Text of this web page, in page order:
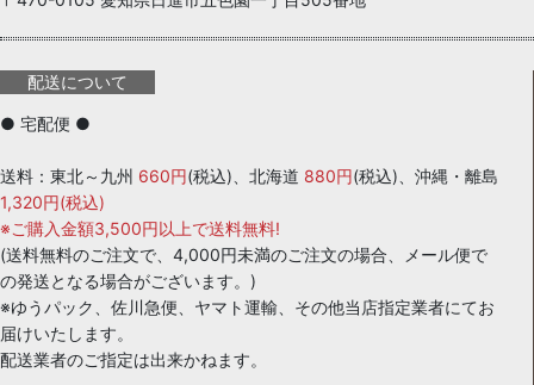
配送について
● 宅配便 ●
送料：東北～九州 660円(税込)、北海道 880円(税込)、沖縄・離島
1,320円(税込)
※ご購入金額3,500円以上で送料無料!
(送料無料のご注文で、4,000円未満のご注文の場合、メール便で
の発送となる場合がございます。)
※ゆうパック、佐川急便、ヤマト運輸、その他当店指定業者にてお
届けいたします。
配送業者のご指定は出来かねます。